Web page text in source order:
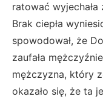
ratować wyjechała
Brak ciepła
spowodował, że
zaufała
mężczyzna, który
okazało się, że ta